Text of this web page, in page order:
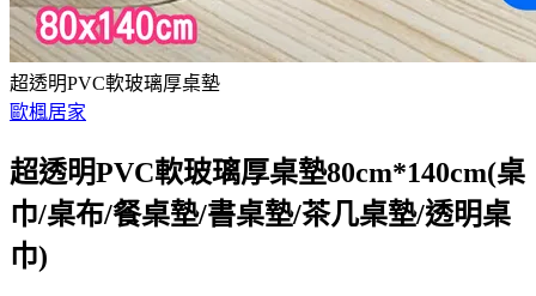
超透明PVC軟玻璃厚桌墊
歐楓居家
超透明PVC軟玻璃厚桌墊80cm*140cm(桌
巾/桌布/餐桌墊/書桌墊/茶几桌墊/透明桌
巾)